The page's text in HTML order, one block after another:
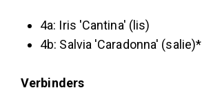
4a: Iris 'Cantina' (lis)
4b: Salvia 'Caradonna' (salie)*
Verbinders